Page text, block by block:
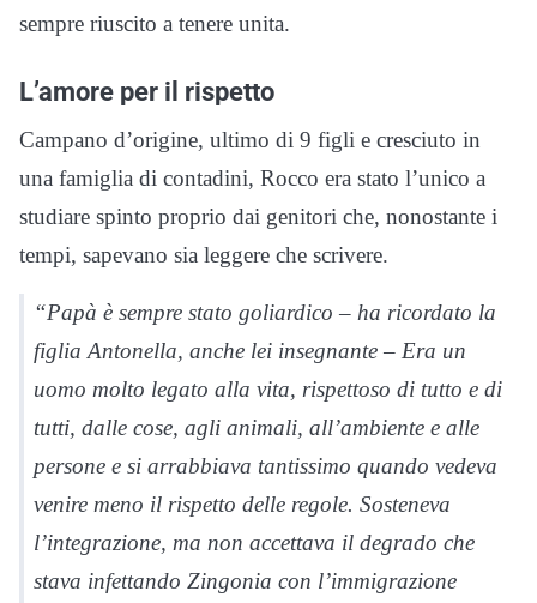
sempre riuscito a tenere unita.
L’amore per il rispetto
Campano d’origine, ultimo di 9 figli e cresciuto in
una famiglia di contadini, Rocco era stato l’unico a
studiare spinto proprio dai genitori che, nonostante i
tempi, sapevano sia leggere che scrivere.
“Papà è sempre stato goliardico – ha ricordato la
figlia Antonella, anche lei insegnante – Era un
uomo molto legato alla vita, rispettoso di tutto e di
tutti, dalle cose, agli animali, all’ambiente e alle
persone e si arrabbiava tantissimo quando vedeva
venire meno il rispetto delle regole. Sosteneva
l’integrazione, ma non accettava il degrado che
stava infettando Zingonia con l’immigrazione